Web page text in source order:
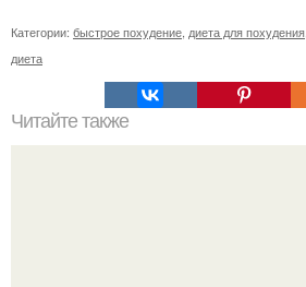
Категории: быстрое похудение диета для похудения
диета
Читайте также